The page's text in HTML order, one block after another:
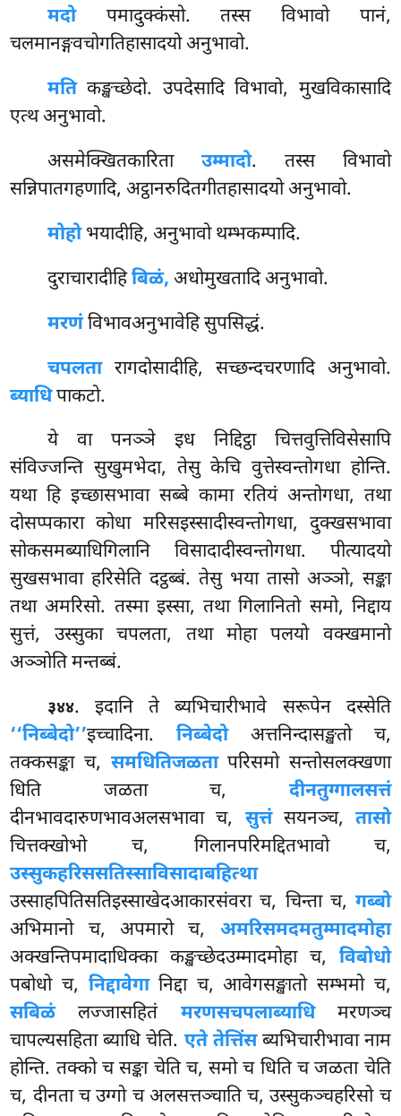
मदोपमादुक्कंसो. तस्स विभावो पानं,
चलमानङ्गवचोगतिहासादयो अनुभावो.
मतिकङ्खच्छेदो. उपदेसादि विभावो, मुखविकासादि
एत्थ अनुभावो.
असमेक्खितकारिता उम्मादो. तस्स विभावो
सन्निपातगहणादि, अट्ठानरुदितगीतहासादयो अनुभावो.
मोहोभयादीहि, अनुभावो थम्भकम्पादि.
दुराचारादीहिबिळं, अधोमुखतादि अनुभावो.
मरणंविभावअनुभावेहि सुपसिद्धं.
चपलतारागदोसादीहि, सच्छन्दचरणादि अनुभावो.
ब्याधिपाकटो.
ये वा पनञ्ञे इध निद्दिट्ठा चित्तवुत्तिविसेसापि
संविज्जन्ति सुखुमभेदा, तेसु केचि वुत्तेस्वन्तोगधा होन्ति.
यथा हि इच्छासभावा सब्बे कामा रतियं अन्तोगधा, तथा
दोसप्पकारा कोधा मरिसइस्सादीस्वन्तोगधा, दुक्खसभावा
सोकसमब्याधिगिलानि विसादादीस्वन्तोगधा. पीत्यादयो
सुखसभावा हरिसेति दट्ठब्बं. तेसु भया तासो अञ्ञो, सङ्का
तथा अमरिसो. तस्मा इस्सा, तथा गिलानितो समो, निद्दाय
सुत्तं, उस्सुका चपलता, तथा मोहा पलयो वक्खमानो
अञ्ञोति मन्तब्बं.
३४४. इदानि ते ब्यभिचारीभावे सरूपेन दस्सेति
‘‘निब्बेदो’’इच्चादिना.निब्बेदोअत्तनिन्दासङ्खतो च,
तक्कसङ्का च, समधितिजळतापरिसमो सन्तोसलक्खणा
धिति जळता च, दीनतुग्गालसत्तं
दीनभावदारुणभावअलसभावा च, सुत्तंसयनञ्च, तासो
चित्तक्खोभो च, गिलानपरिमद्दितभावो च,
उस्सुकहरिससतिस्साविसादाबहित्था
उस्साहपितिसतिइस्साखेदआकारसंवरा च, चिन्ता च, गब्बो
अभिमानो च, अपमारो च, अमरिसमदमतुम्मादमोहा
अक्खन्तिपमादाधिक्का कङ्खच्छेदउम्मादमोहा च, विबोधो
पबोधो च, निद्दावेगानिद्दा च, आवेगसङ्खातो सम्भमो च,
सबिळंलज्जासहितं मरणसचपलाब्याधिमरणञ्च
चापल्यसहिता ब्याधि चेति. एते तेत्तिंसब्यभिचारीभावा नाम
होन्ति. तक्को च सङ्का चेति च, समो च धिति च जळता चेति
च, दीनता च उग्गो च अलसत्तञ्चाति च, उस्सुकञ्चहरिसो च